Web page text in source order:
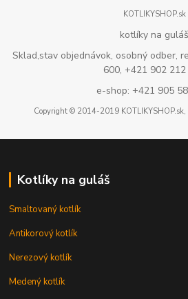
KOTLIKYSHOP.sk
kotlíky na guláš
Sklad,stav objednávok, osobný odber,
600, +421 902
e-shop: +421 905
Copyright © 2014-2019
Kotlíky na guláš
Smaltovaný kotlík
Antikorový kotlík
Nerezový kotlík
Medený kotlík